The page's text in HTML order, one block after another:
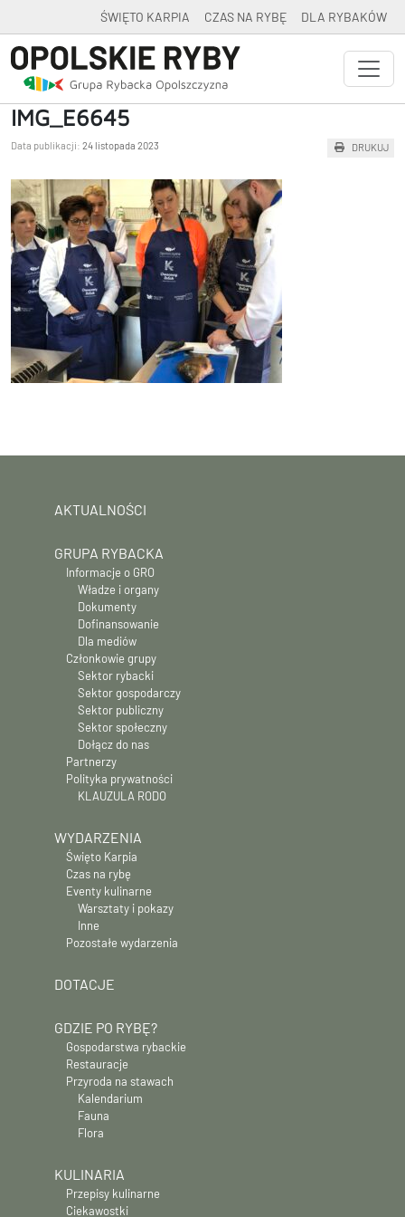
ŚWIĘTO KARPIA CZAS NA RYBĘ DLA RYBAKÓW
IMG_E6645
Data publikacji: 24 listopada 2023 DRUKUJ
AKTUALNOŚCI
GRUPA RYBACKA
Informacje o GRO
Władze i organy
Dokumenty
Dofinansowanie
Dla mediów
Członkowie grupy
Sektor rybacki
Sektor gospodarczy
Sektor publiczny
Sektor społeczny
Dołącz do nas
Partnerzy
Polityka prywatności
KLAUZULA RODO
WYDARZENIA
Święto Karpia
Czas na rybę
Eventy kulinarne
Warsztaty i pokazy
Inne
Pozostałe wydarzenia
DOTACJE
GDZIE PO RYBĘ?
Gospodarstwa rybackie
Restauracje
Przyroda na stawach
Kalendarium
Fauna
Flora
KULINARIA
Przepisy kulinarne
Ciekawostki